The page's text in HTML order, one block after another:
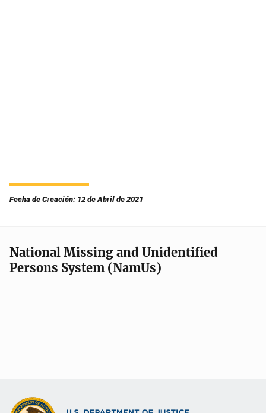
Fecha de Creación: 12 de Abril de 2021
National Missing and Unidentified
Persons System (NamUs)